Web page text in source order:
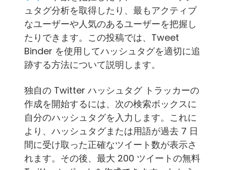
ュタグ分析を取得したり、最もアクティブ
なユーザーや人気のあるユーザーを把握し
たりできます。この投稿では、Tweet
Binder を使用してハッシュタグを適切に追
跡する方法について説明します。
独自の Twitter ハッシュタグ トラッカーの
作成を開始するには、次の検索ボックスに
自分のハッシュタグを入力します。これに
より、ハッシュタグまたは用語が過去 7 日
間に受け取った正確なツイート数が表示さ
れます。その後、最大 200 ツイートの無料